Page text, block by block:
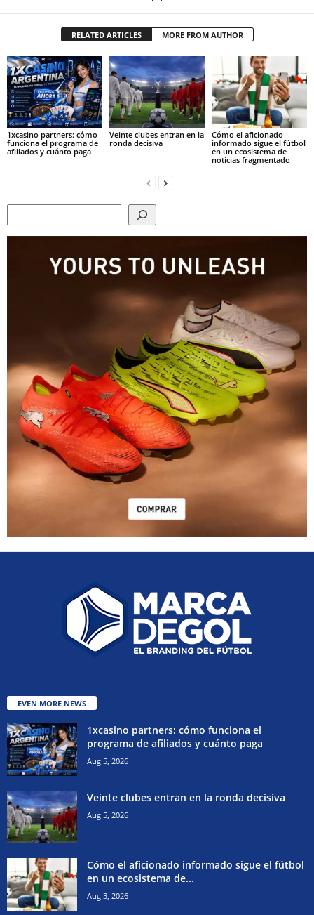
RELATED ARTICLES MORE FROM AUTHOR
1xcasino partners: cómo
funciona el programa de
afiliados y cuánto paga
Veinte clubes entran en la
ronda decisiva
Cómo el aficionado
informado sigue el fútbol
en un ecosistema de
noticias fragmentado
EVEN MORE NEWS
1xcasino partners: cómo funciona el
programa de afiliados y cuánto paga
Aug 5, 2026
Veinte clubes entran en la ronda decisiva
Aug 5, 2026
Cómo el aficionado informado sigue el fútbol
en un ecosistema de...
Aug 3, 2026